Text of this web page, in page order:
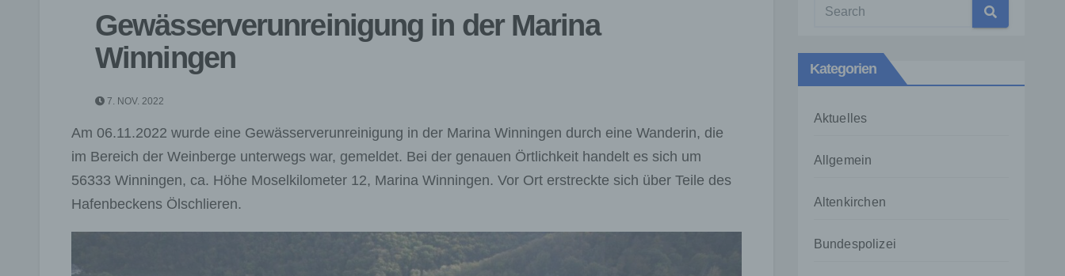
Gewässerverunreinigung in der Marina
Winningen
7. NOV. 2022
Am 06.11.2022 wurde eine Gewässerverunreinigung in der Marina Winningen durch eine Wanderin, die
im Bereich der Weinberge unterwegs war, gemeldet. Bei der genauen Örtlichkeit handelt es sich um
56333 Winningen, ca. Höhe Moselkilometer 12, Marina Winningen. Vor Ort erstreckte sich über Teile des
Hafenbeckens Ölschlieren.
Kategorien
Aktuelles
Allgemein
Altenkirchen
Bundespolizei